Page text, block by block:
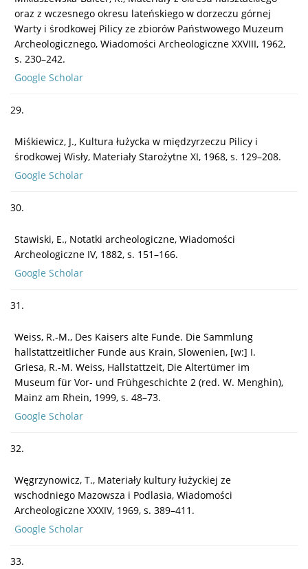
oraz z wczesnego okresu lateńskiego w dorzeczu górnej
Warty i środkowej Pilicy ze zbiorów Państwowego Muzeum
Archeologicznego, Wiadomości Archeologiczne XXVIII, 1962,
s. 230–242.
Google Scholar
29.
Miśkiewicz, J., Kultura łużycka w międzyrzeczu Pilicy i
środkowej Wisły, Materiały Starożytne XI, 1968, s. 129–208.
Google Scholar
30.
Stawiski, E., Notatki archeologiczne, Wiadomości
Archeologiczne IV, 1882, s. 151–166.
Google Scholar
31.
Weiss, R.-M., Des Kaisers alte Funde. Die Sammlung
hallstattzeitlicher Funde aus Krain, Slowenien, [w:] I.
Griesa, R.-M. Weiss, Hallstattzeit, Die Altertümer im
Museum für Vor- und Frühgeschichte 2 (red. W. Menghin),
Mainz am Rhein, 1999, s. 48–73.
Google Scholar
32.
Węgrzynowicz, T., Materiały kultury łużyckiej ze
wschodniego Mazowsza i Podlasia, Wiadomości
Archeologiczne XXXIV, 1969, s. 389–411.
Google Scholar
33.